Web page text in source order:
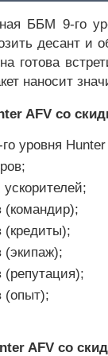
ББМ 9-го
десант и
готова
наносит
AFV со
уровня Hunter
(командир);
(кредиты);
(экипаж);
(репутация);
(опыт);
AFV со